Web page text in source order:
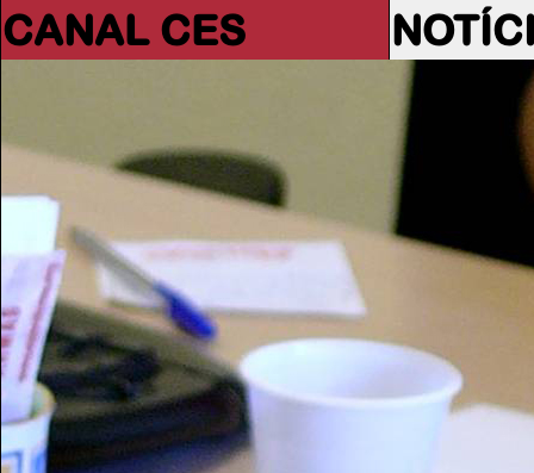
CANAL CES